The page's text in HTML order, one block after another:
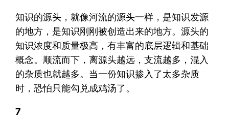
知识的源头，就像河流的源头一样，是知识发源
的地方，是知识刚刚被创造出来的地方。源头的
知识浓度和质量极高，有丰富的底层逻辑和基础
概念。顺流而下，离源头越远，支流越多，混入
的杂质也就越多。当一份知识掺入了太多杂质
时，恐怕只能勾兑成鸡汤了。
7